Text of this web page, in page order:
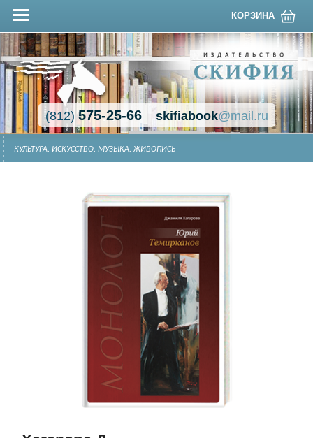
КОРЗИНА
(812)575-25-66 skifiabook@mail.ru
КУЛЬТУРА. ИСКУССТВО. МУЗЫКА. ЖИВОПИСЬ